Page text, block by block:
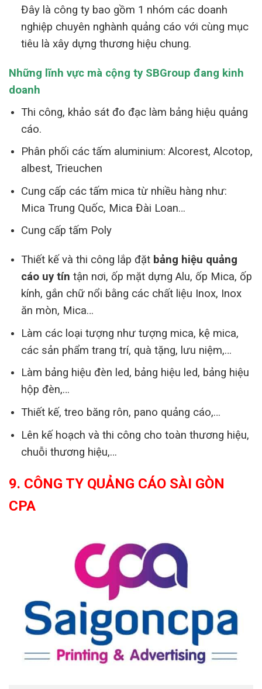
Đây là công ty bao gồm 1 nhóm các doanh
nghiệp chuyên nghành quảng cáo với cùng mục
tiêu là xây dựng thương hiệu chung.
Những lĩnh vực mà cộng ty SBGroup đang kinh
doanh
Thi công, khảo sát đo đạc làm bảng hiệu quảng
cáo.
Phân phối các tấm aluminium: Alcorest, Alcotop,
albest, Trieuchen
Cung cấp các tấm mica từ nhiều hàng như:
Mica Trung Quốc, Mica Đài Loan…
Cung cấp tấm Poly
Thiết kế và thi công lắp đặt bảng hiệu quảng
cáo uy tín tận nơi, ốp mặt dựng Alu, ốp Mica, ốp
kính, gắn chữ nổi bằng các chất liệu Inox, Inox
ăn mòn, Mica…
Làm các loại tượng như tượng mica, kệ mica,
các sản phẩm trang trí, quà tặng, lưu niệm,…
Làm bảng hiệu đèn led, bảng hiệu led, bảng hiệu
hộp đèn,…
Thiết kế, treo băng rôn, pano quảng cáo,…
Lên kế hoạch và thi công cho toàn thương hiệu,
chuỗi thương hiệu,…
9. CÔNG TY QUẢNG CÁO SÀI GÒN
CPA